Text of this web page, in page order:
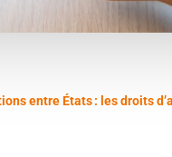
entre États : les droits